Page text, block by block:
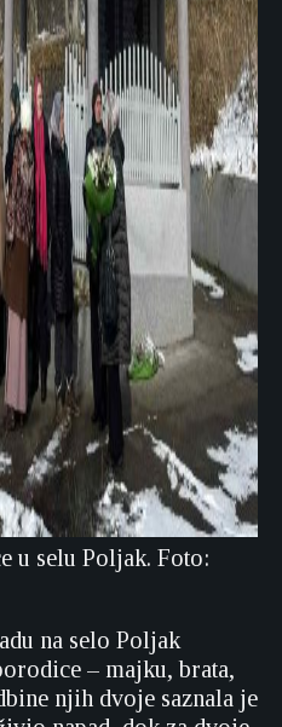
u selu Poljak. Foto:
na selo Poljak
– majku, brata,
njih dvoje saznala je